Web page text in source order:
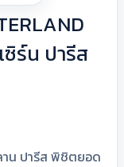
ซิร์น ปารีส
าน ปารีส พิชิตยอด